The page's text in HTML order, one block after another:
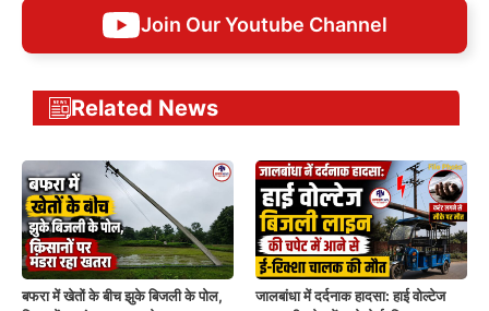
Join Our Youtube Channel
Related News
बफरा में खेतों के बीच झुके बिजली के पोल,
जालबांधा में दर्दनाक हादसा: हाई वोल्टेज